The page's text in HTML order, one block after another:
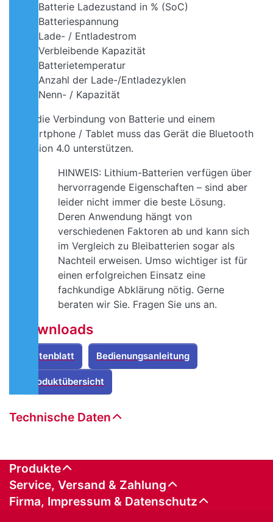
Batterie Ladezustand in % (SoC)
Batteriespannung
Lade- / Entladestrom
Verbleibende Kapazität
Batterietemperatur
Anzahl der Lade-/Entladezyklen
Nenn- / Kapazität
Für die Verbindung von Batterie und einem
Smartphone / Tablet muss das Gerät die Bluetooth
Version 4.0 unterstützen.
HINWEIS: Lithium-Batterien verfügen über
hervorragende Eigenschaften – sind aber
leider nicht immer die beste Lösung.
Deren Anwendung hängt von
verschiedenen Faktoren ab und kann sich
im Vergleich zu Bleibatterien sogar als
Nachteil erweisen. Umso wichtiger ist für
einen erfolgreichen Einsatz eine
fachkundige Abklärung nötig. Gerne
beraten wir Sie. Fragen Sie uns an.
Downloads
Datenblatt Bedienungsanleitung
Produktübersicht
Technische Daten
Produkte
Service, Versand & Zahlung
Firma, Impressum & Datenschutz